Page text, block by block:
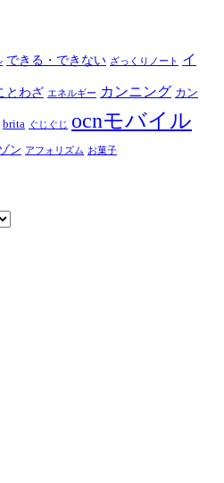
できる・できない ざっくりノート
イ
とわざ エネルギー カンニング カン
brita ぐじぐじ
ocnモバイル
ン アフォリズム お菓子